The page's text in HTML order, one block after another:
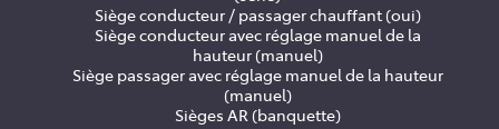
Siège conducteur / passager chauffant (oui)
Siège conducteur avec réglage manuel de la
hauteur (manuel)
Siège passager avec réglage manuel de la hauteur
(manuel)
Sièges AR (banquette)